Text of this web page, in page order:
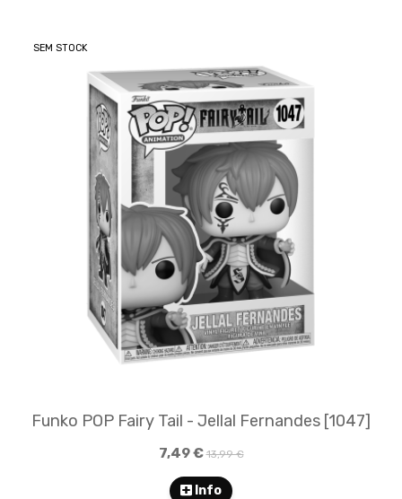
SEM STOCK
Funko POP Fairy Tail - Jellal Fernandes [1047]
7,49 €13,99 €
Info